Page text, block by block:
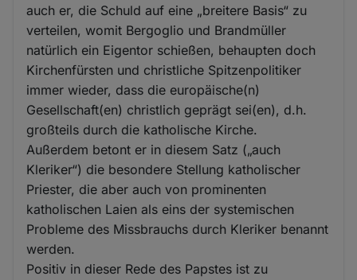
auch er, die Schuld auf eine „breitere Basis“ zu
verteilen, womit Bergoglio und Brandmüller
natürlich ein Eigentor schießen, behaupten doch
Kirchenfürsten und christliche Spitzenpolitiker
immer wieder, dass die europäische(n)
Gesellschaft(en) christlich geprägt sei(en), d.h.
großteils durch die katholische Kirche.
Außerdem betont er in diesem Satz („auch
Kleriker“) die besondere Stellung katholischer
Priester, die aber auch von prominenten
katholischen Laien als eins der systemischen
Probleme des Missbrauchs durch Kleriker benannt
werden.
Positiv in dieser Rede des Papstes ist zu